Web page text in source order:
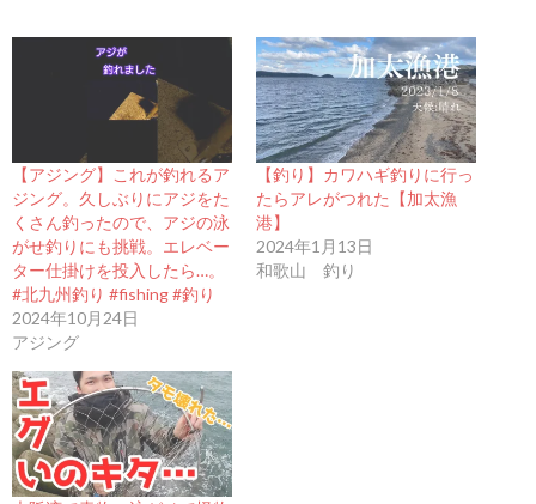
【アジング】これが釣れるア
ジング。久しぶりにアジをた
くさん釣ったので、アジの泳
がせ釣りにも挑戦。エレベー
ター仕掛けを投入したら…。
#北九州釣り #fishing #釣り
2024年10月24日
アジング
【釣り】カワハギ釣りに行っ
たらアレがつれた【加太漁
港】
2024年1月13日
和歌山 釣り